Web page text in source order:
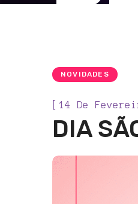
NOVIDADES
[ 14 De
DIA